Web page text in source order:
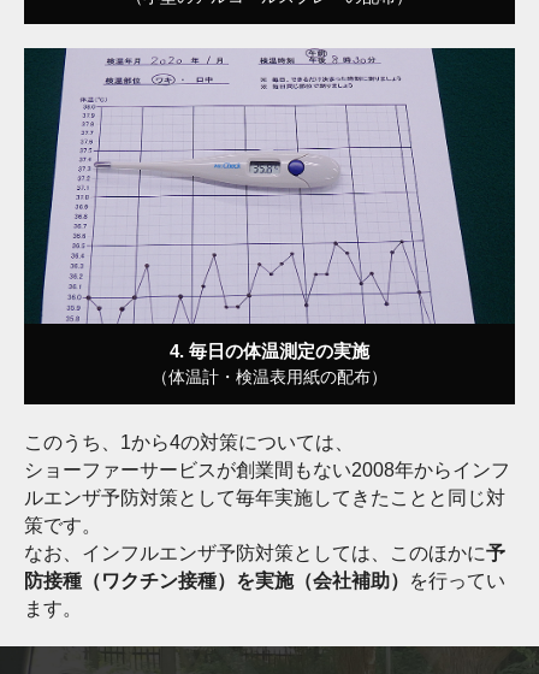
4. 毎日の体温測定の実施
（体温計・検温表用紙の配布）
このうち、1から4の対策については、
ショーファーサービスが創業間もない2008年からインフ
ルエンザ予防対策として毎年実施してきたことと同じ対
策です。
なお、インフルエンザ予防対策としては、このほかに予
防接種（ワクチン接種）を実施（会社補助）
を行ってい
ます。